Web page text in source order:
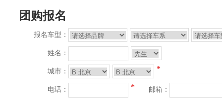
团购报名
报名车型：
姓名：
城市： *
电话： * 邮箱：